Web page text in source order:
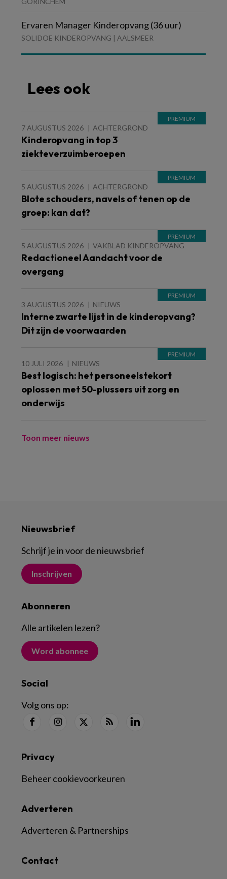
Ervaren Manager Kinderopvang (36 uur)
SOLIDOE KINDEROPVANG | AALSMEER
Lees ook
7 AUGUSTUS 2026 ACHTERGROND
Kinderopvang in top 3
ziekteverzuimberoepen
5 AUGUSTUS 2026 ACHTERGROND
Blote schouders, navels of tenen op de
groep: kan dat?
5 AUGUSTUS 2026 VAKBLAD KINDEROPVANG
Redactioneel Aandacht voor de
overgang
3 AUGUSTUS 2026 NIEUWS
Interne zwarte lijst in de kinderopvang?
Dit zijn de voorwaarden
10 JULI 2026 NIEUWS
Best logisch: het personeelstekort
oplossen met 50-plussers uit zorg en
onderwijs
Toon meer nieuws
Nieuwsbrief
Schrijf je in voor de nieuwsbrief
Inschrijven
Abonneren
Alle artikelen lezen?
Word abonnee
Social
Volg ons op:
Contact
Adverteren
Adverteren & Partnerships
Privacy
Beheer cookievoorkeuren